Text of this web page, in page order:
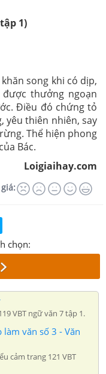
1)
song khi có dịp,
thưởng ngoạn
Điều đó chứng tỏ
yêu thiên nhiên, say
Thể hiện phong
Bác.
Loigiaihay.com
chọn:
VBT ngữ văn 7 tập 1.
làm văn số 3 - Văn
cảm trang 121 VBT